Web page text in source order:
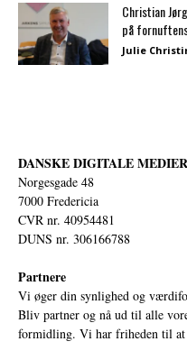
Christian
på
Julie
DANSKE DIGITALE
Norgesgade 48
7000 Fredericia
CVR nr. 40954481
DUNS nr. 306166788
Partnere
Vi øger din synlighed og
Bliv partner og nå ud til alle
formidling. Vi har friheden til at